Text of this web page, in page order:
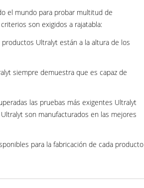
el mundo para probar multitud de
son exigidos a rajatabla:
Ultralyt están a la altura de los
siempre demuestra que es capaz de
las pruebas más exigentes Ultralyt
son manufacturados en las mejores
para la fabricación de cada producto